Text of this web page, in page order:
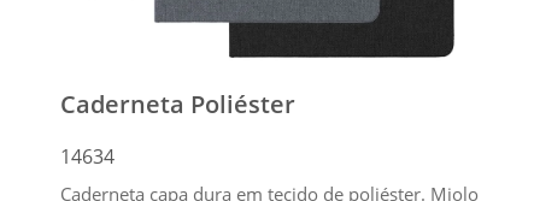
Caderneta Poliéster
14634
Caderneta capa dura em tecido de poliéster. Miolo